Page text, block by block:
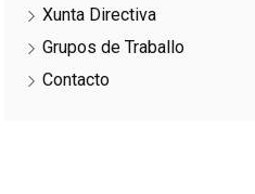
Xunta Directiva
Grupos de Traballo
Contacto